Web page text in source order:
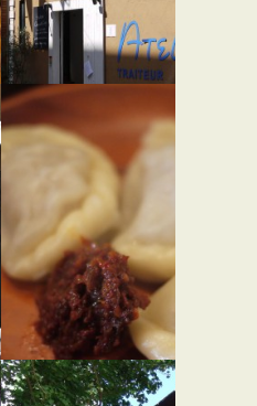
メゾン サ
ンカント
サンク ★★☆
フレンチ